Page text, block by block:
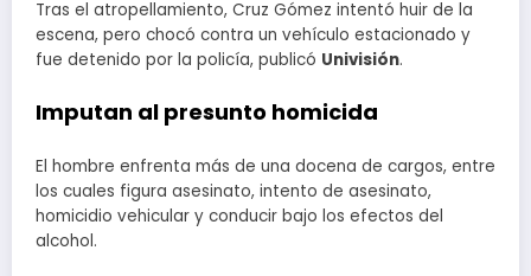
Tras el atropellamiento, Cruz Gómez intentó huir de la
escena, pero chocó contra un vehículo estacionado y
fue detenido por la policía, publicó Univisión.
Imputan al presunto homicida
El hombre enfrenta más de una docena de cargos, entre
los cuales figura asesinato, intento de asesinato,
homicidio vehicular y conducir bajo los efectos del
alcohol.